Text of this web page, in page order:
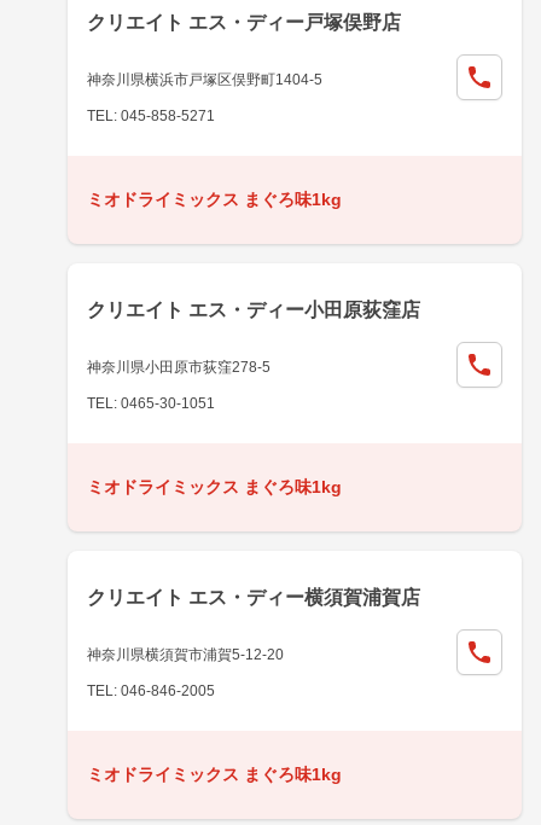
クリエイト エス・ディー戸塚俣野店
神奈川県横浜市戸塚区俣野町1404-5
TEL: 045-858-5271
ミオドライミックス まぐろ味1kg
クリエイト エス・ディー小田原荻窪店
神奈川県小田原市荻窪278-5
TEL: 0465-30-1051
ミオドライミックス まぐろ味1kg
クリエイト エス・ディー横須賀浦賀店
神奈川県横須賀市浦賀5-12-20
TEL: 046-846-2005
ミオドライミックス まぐろ味1kg